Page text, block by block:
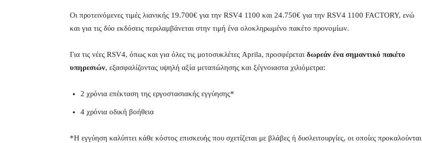
Οι προτεινόμενες τιμές λιανικής 19.700€ για την RSV4 1100 και 24.750€ για την RSV4 1100 FACTORY, ενώ
και για τις δύο εκδόσεις περιλαμβάνεται στην τιμή ένα ολοκληρωμένο πακέτο προνομίων.
Για τις νέες RSV4, όπως και για όλες τις μοτοσυκλέτες Aprila, προσφέρεται δωρεάν ένα σημαντικό πακέτο
υπηρεσιών, εξασφαλίζοντας υψηλή αξία μεταπώλησης και ξέγνοιαστα χιλιόμετρα:
2 χρόνια επέκταση της εργοστασιακής εγγύησης*
4 χρόνια οδική βοήθεια
*Η εγγύηση καλύπτει κάθε κόστος επισκευής που σχετίζεται με βλάβες ή δυσλειτουργίες, οι οποίες προκαλούνται